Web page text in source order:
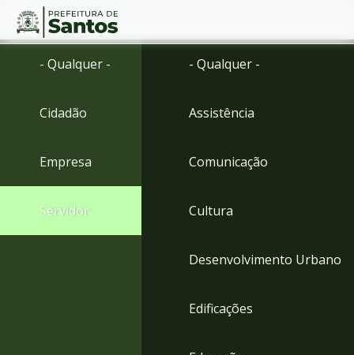
Ir
menu
para
Conteúdo
- Qualquer -
Cidadão
Empresa
Servidor
- Qualquer -
Assistência
Comunicação
Cultura
Desenvolvimento Urbano
Edificações